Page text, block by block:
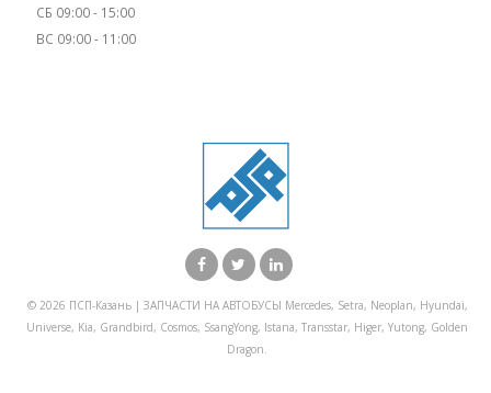
СБ 09:00 - 15:00
ВС 09:00 - 11:00
© 2026 ПСП-Казань | ЗАПЧАСТИ НА АВТОБУСЫ Mercedes, Setra, Neoplan, Hyundai,
Universe, Kia, Grandbird, Cosmos, SsangYong, Istana, Transstar, Higer, Yutong, Golden
Dragon.